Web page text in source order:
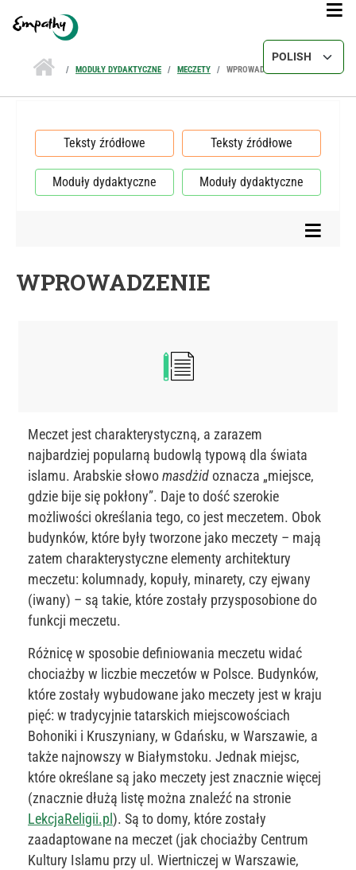
Select your
MODUŁY DYDAKTYCZNE MECZETY WPROWADZENIE
WPROWADZENIE
Meczet jest charakterystyczną, a zarazem
najbardziej popularną budowlą typową dla świata
islamu. Arabskie słowomasdżidoznacza „miejsce,
gdzie bije się pokłony”. Daje to dość szerokie
możliwości określania tego, co jest meczetem. Obok
budynków, które były tworzone jako meczety – mają
zatem charakterystyczne elementy architektury
meczetu: kolumnady, kopuły, minarety, czy ejwany
(iwany) – są takie, które zostały przysposobione do
funkcji meczetu.
Różnicę w sposobie definiowania meczetu widać
chociażby w liczbie meczetów w Polsce. Budynków,
które zostały wybudowane jako meczety jest w kraju
pięć: w tradycyjnie tatarskich miejscowościach
Bohoniki i Kruszyniany, w Gdańsku, w Warszawie, a
także najnowszy w Białymstoku. Jednak miejsc,
które określane są jako meczety jest znacznie więcej
(znacznie dłużą listę można znaleźć na stronie
LekcjaReligii.pl ). Są to domy, które zostały
zaadaptowane na meczet (jak chociażby Centrum
Kultury Islamu przy ul. Wiertniczej w Warszawie,
Teksty źródłowe Teksty źródłowe
Moduły dydaktyczne Moduły dydaktyczne